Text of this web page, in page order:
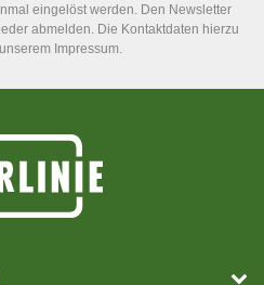
eingelöst werden. Den Newsletter
abmelden. Die Kontaktdaten hierzu
Impressum.